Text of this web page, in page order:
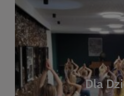
Dla
opowiadań i lektur
kącik do wspólnego
rozbudzać miłość do
Zapraszamy do wspólnej
świata
WIĘCEJ